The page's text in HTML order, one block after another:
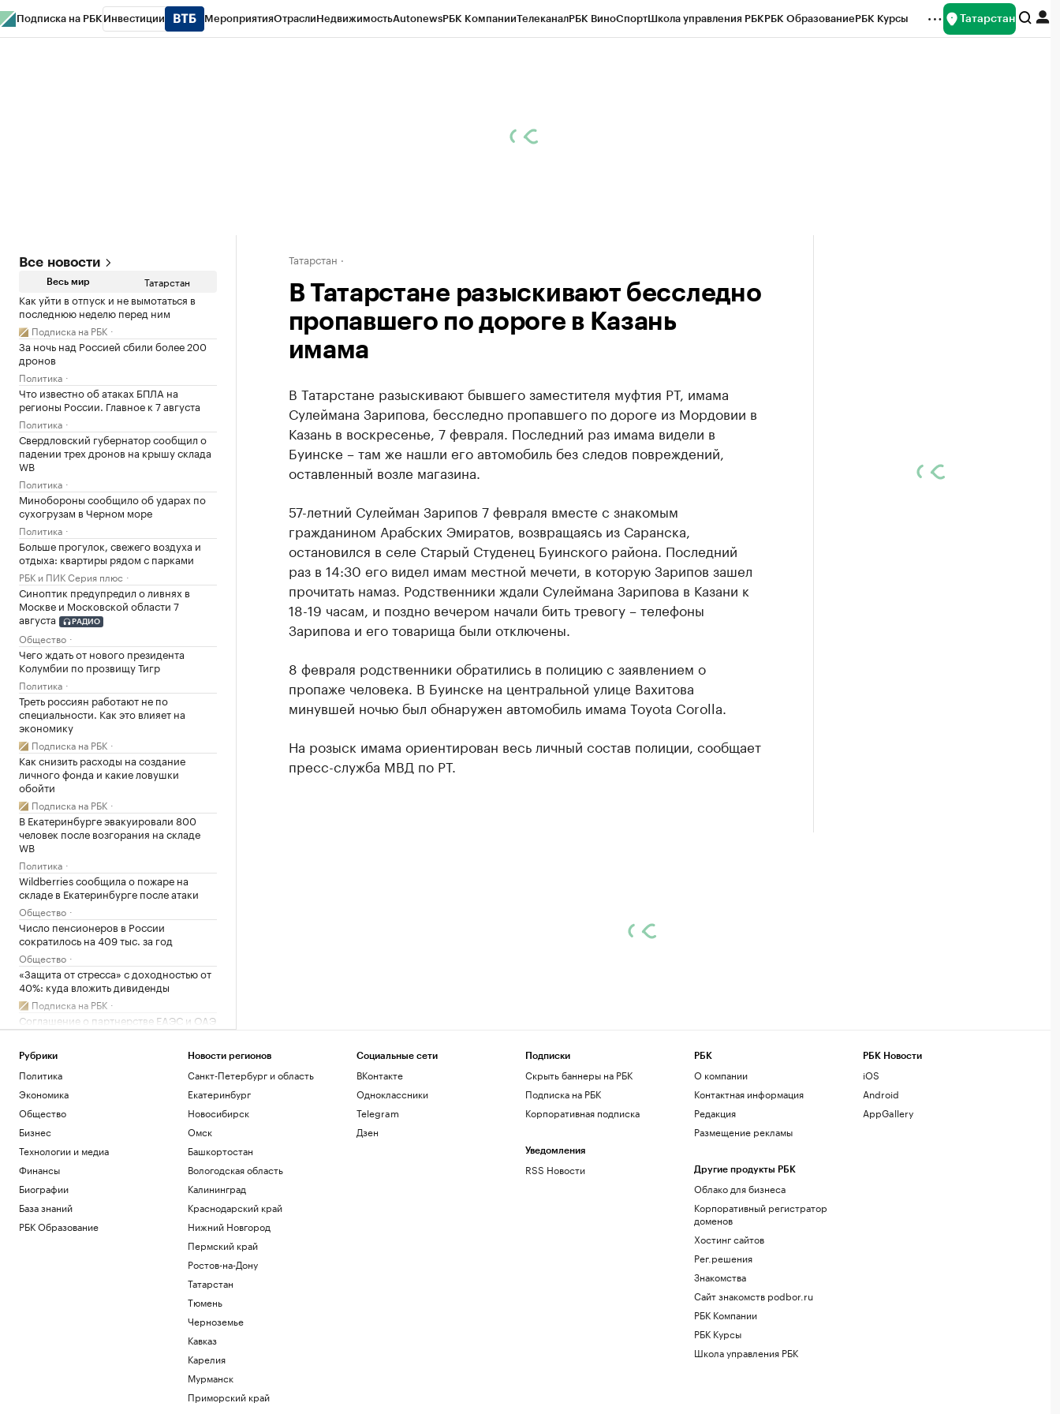
Подписка на РБК Инвестиции МероприятияОтраслиНедвижимостьAutonewsРБК КомпанииТелеканалРБК ВиноСпортШкола управления РБКРБК ОбразованиеРБК Курсы Татарстан
Все новости
Весь мир Татарстан
Как уйти в отпуск и не вымотаться в
последнюю неделю перед ним
Подписка на РБК
За ночь над Россией сбили более 200
дронов
Политика
Что известно об атаках БПЛА на
регионы России. Главное к 7 августа
Политика
Свердловский губернатор сообщил о
падении трех дронов на крышу склада
WB
Политика
Минобороны сообщило об ударах по
сухогрузам в Черном море
Политика
Больше прогулок, свежего воздуха и
отдыха: квартиры рядом с парками
РБК и ПИК Серия плюс
Синоптик предупредил о ливнях в
Москве и Московской области 7
августа
РАДИО
Общество
Чего ждать от нового президента
Колумбии по прозвищу Тигр
Политика
Треть россиян работают не по
специальности. Как это влияет на
экономику
Подписка на РБК
Как снизить расходы на создание
личного фонда и какие ловушки
обойти
Подписка на РБК
В Екатеринбурге эвакуировали 800
человек после возгорания на складе
WB
Политика
Wildberries сообщила о пожаре на
складе в Екатеринбурге после атаки
Общество
Число пенсионеров в России
сократилось на 409 тыс. за год
Общество
«Защита от стресса» с доходностью от
40%: куда вложить дивиденды
Подписка на РБК
Соглашение о партнерстве ЕАЭС и ОАЭ
вступит в силу 6 октября
Политика
Как Ходынка стала новым центром
притяжения
РБК и Stone
Reuters узнал о просьбе США
освободить осужденного в России
морпеха
Политика
Премьера «Одиссеи» увеличила спрос
на поэму Гомера в России
Общество
Назван топ-30 самых востребованных
бизнес-книг июля
Великая усталость. Почему столько
людей сегодня чувствуют себя на грани
Татарстан
В Татарстане разыскивают бесследно
пропавшего по дороге в Казань
имама
В Татарстане разыскивают бывшего заместителя муфтия РТ, имама
Сулеймана Зарипова, бесследно пропавшего по дороге из Мордовии в
Казань в воскресенье, 7 февраля. Последний раз имама видели в
Буинске – там же нашли его автомобиль без следов повреждений,
оставленный возле магазина.
57-летний Сулейман Зарипов 7 февраля вместе с знакомым
гражданином Арабских Эмиратов, возвращаясь из Саранска,
остановился в селе Старый Студенец Буинского района. Последний
раз в 14:30 его видел имам местной мечети, в которую Зарипов зашел
прочитать намаз. Родственники ждали Сулеймана Зарипова в Казани к
18-19 часам, и поздно вечером начали бить тревогу – телефоны
Зарипова и его товарища были отключены.
8 февраля родственники обратились в полицию с заявлением о
пропаже человека. В Буинске на центральной улице Вахитова
минувшей ночью был обнаружен автомобиль имама Toyota Corolla.
На розыск имама ориентирован весь личный состав полиции, сообщает
пресс-служба МВД по РТ.
Рубрики
Политика
Экономика
Общество
Бизнес
Технологии и медиа
Финансы
Биографии
База знаний
РБК Образование
Новости регионов
Санкт-Петербург и область
Екатеринбург
Новосибирск
Омск
Башкортостан
Вологодская область
Калининград
Краснодарский край
Нижний Новгород
Пермский край
Ростов-на-Дону
Татарстан
Тюмень
Черноземье
Кавказ
Карелия
Мурманск
Приморский край
Социальные сети
ВКонтакте
Одноклассники
Telegram
Дзен
Подписки
Скрыть баннеры на РБК
Подписка на РБК
Корпоративная подписка
Уведомления
RSS Новости
РБК
О компании
Контактная информация
Редакция
Размещение рекламы
Другие продукты РБК
Облако для бизнеса
Корпоративный регистратор
доменов
Хостинг сайтов
Рег.решения
Знакомства
Сайт знакомств podbor.ru
РБК Компании
РБК Курсы
Школа управления РБК
РБК Новости
iOS
Android
AppGallery